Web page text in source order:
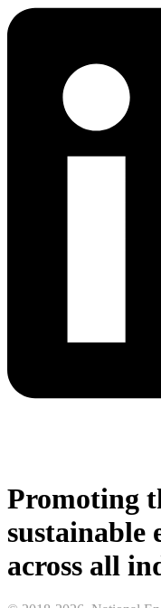
Promoting
sustainable
across all